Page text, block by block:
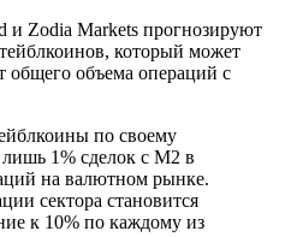
и Zodia Markets прогнозируют
который может
общего объема операций с
по своему
1% сделок с M2 в
на валютном рынке.
сектора становится
к 10% по каждому из